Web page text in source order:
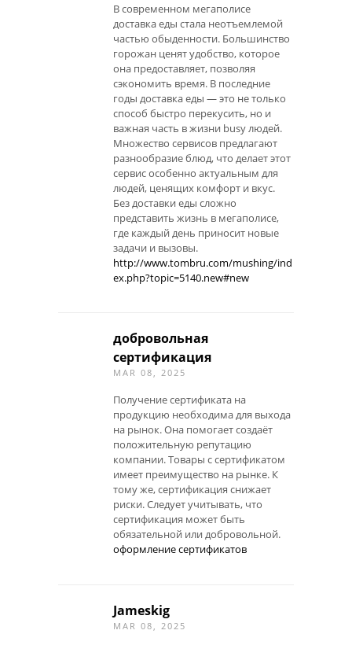
В современном мегаполисе
доставка еды стала неотъемлемой
частью обыденности. Большинство
горожан ценят удобство, которое
она предоставляет, позволяя
сэкономить время. В последние
годы доставка еды — это не только
способ быстро перекусить, но и
важная часть в жизни busy людей.
Множество сервисов предлагают
разнообразие блюд, что делает этот
сервис особенно актуальным для
людей, ценящих комфорт и вкус.
Без доставки еды сложно
представить жизнь в мегаполисе,
где каждый день приносит новые
задачи и вызовы.
http://www.tombru.com/mushing/ind
ex.php?topic=5140.new#new
добровольная
сертификация
MAR 08, 2025
Получение сертификата на
продукцию необходима для выхода
на рынок. Она помогает создаёт
положительную репутацию
компании. Товары с сертификатом
имеет преимущество на рынке. К
тому же, сертификация снижает
риски. Следует учитывать, что
сертификация может быть
обязательной или добровольной.
оформление сертификатов
Jameskig
MAR 08, 2025